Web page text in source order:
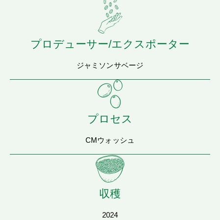
プロデューサー/エクスポーター
ジャミソンサベージ
プロセス
CMウォッシュ
収穫
2024